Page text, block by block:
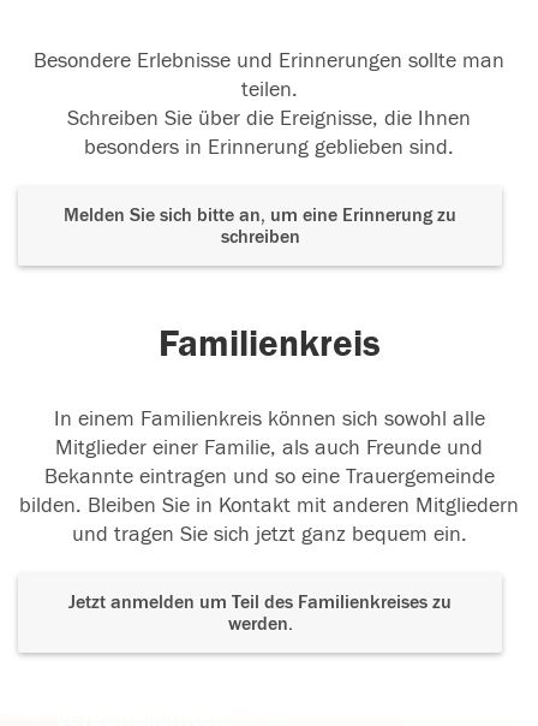
Besondere Erlebnisse und Erinnerungen sollte man
teilen.
Schreiben Sie über die Ereignisse, die Ihnen
besonders in Erinnerung geblieben sind.
Melden Sie sich bitte an, um eine Erinnerung zu
schreiben
Familienkreis
In einem Familienkreis können sich sowohl alle
Mitglieder einer Familie, als auch Freunde und
Bekannte eintragen und so eine Trauergemeinde
bilden. Bleiben Sie in Kontakt mit anderen Mitgliedern
und tragen Sie sich jetzt ganz bequem ein.
Jetzt anmelden um Teil des Familienkreises zu
werden.